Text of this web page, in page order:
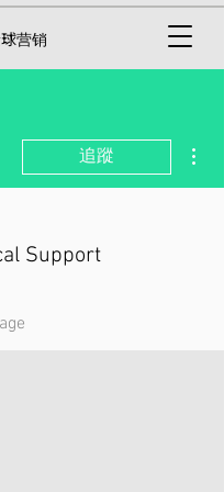
营销
追蹤
Support